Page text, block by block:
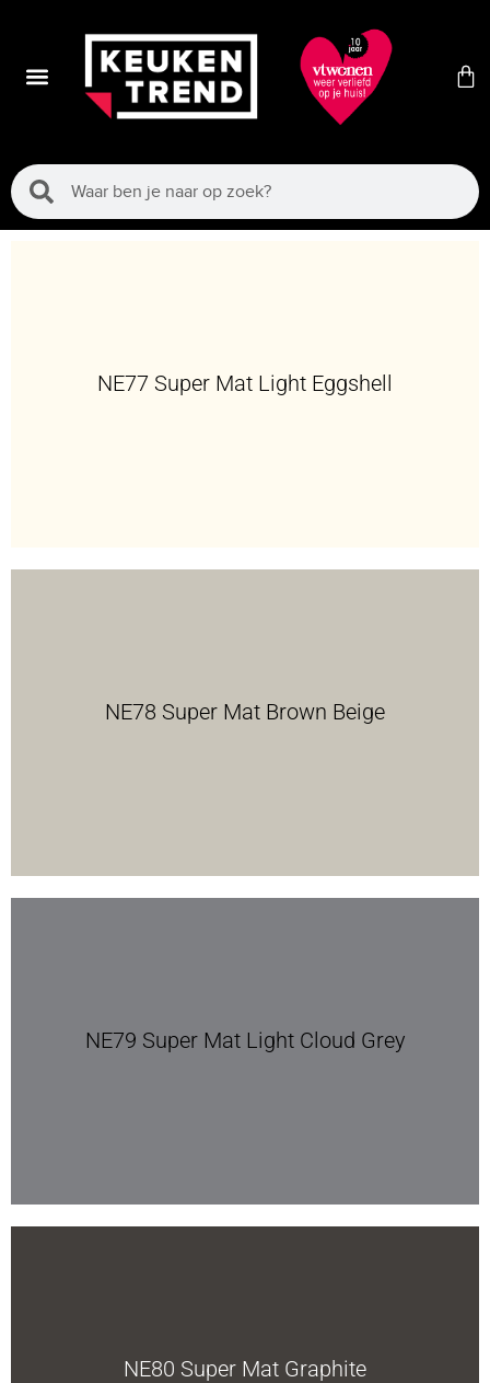
NE77 Super Mat Light Eggshell
NE78 Super Mat Brown Beige
NE79 Super Mat Light Cloud Grey
NE80 Super Mat Graphite